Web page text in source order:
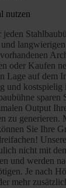
nutzen
langwierigen
oder Kaufen
Lage auf dem
und kostspielig
sparen
Output
zu generieren.
Sie Ihre
nicht mit
und werden
Je nach
mehr